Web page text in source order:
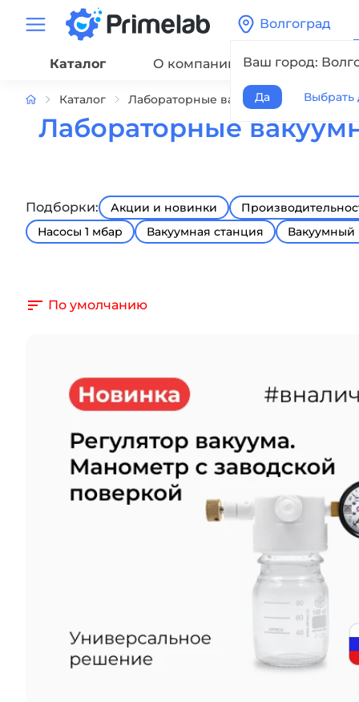
Волгоград
Ваш город:
Да Выбрать
Каталог О компании Сервис
Каталог Лабораторные вакуумные насосы
Лабораторные
Подборки: Акции и новинки
Насосы 1 мбар
Вакуумная станция Вакуумный
По умолчанию